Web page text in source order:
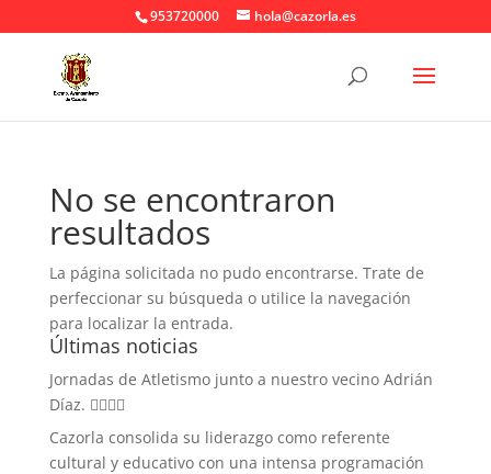
953720000 hola@cazorla.es
No se encontraron
resultados
La página solicitada no pudo encontrarse. Trate de
perfeccionar su búsqueda o utilice la navegación
para localizar la entrada.
Últimas noticias
Jornadas de Atletismo junto a nuestro vecino Adrián
Díaz. 🏃‍♀️🏃‍♂️
Cazorla consolida su liderazgo como referente
cultural y educativo con una intensa programación